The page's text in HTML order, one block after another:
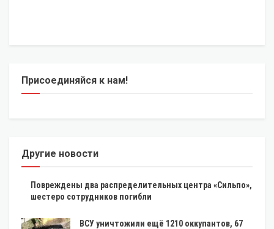
Присоединяйся к нам!
Другие новости
Повреждены два распределительных центра «Сильпо»,
шестеро сотрудников погибли
ВСУ уничтожили ещё 1210 оккупантов, 67